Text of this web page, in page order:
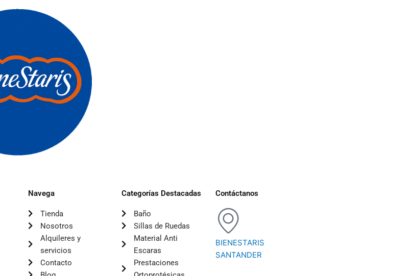
Navega
Tienda
Nosotros
Alquileres y
servicios
Contacto
Categorías Destacadas
Baño
Sillas de Ruedas
Material Anti
Escaras
Prestaciones
Contáctanos
BIENESTARIS
SANTANDER